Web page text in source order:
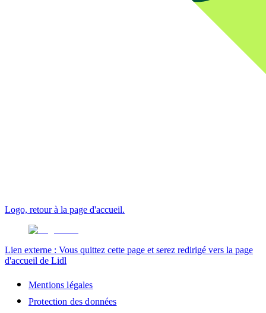
Logo, retour à la page d'accueil.
Lien externe : Vous quittez cette page et serez redirigé vers la page
d'accueil de Lidl
Mentions légales
Protection des données